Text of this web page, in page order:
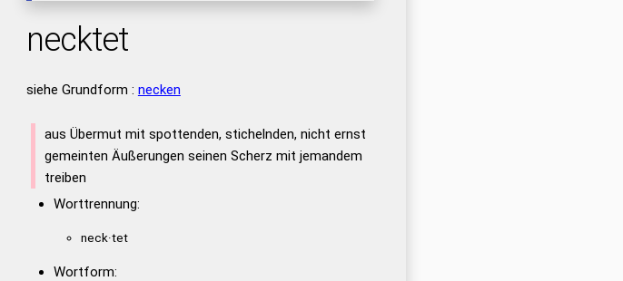
necktet
siehe Grundform : necken
aus Übermut mit spottenden, stichelnden, nicht ernst
gemeinten Äußerungen seinen Scherz mit jemandem
treiben
Worttrennung:
neck·tet
Wortform: